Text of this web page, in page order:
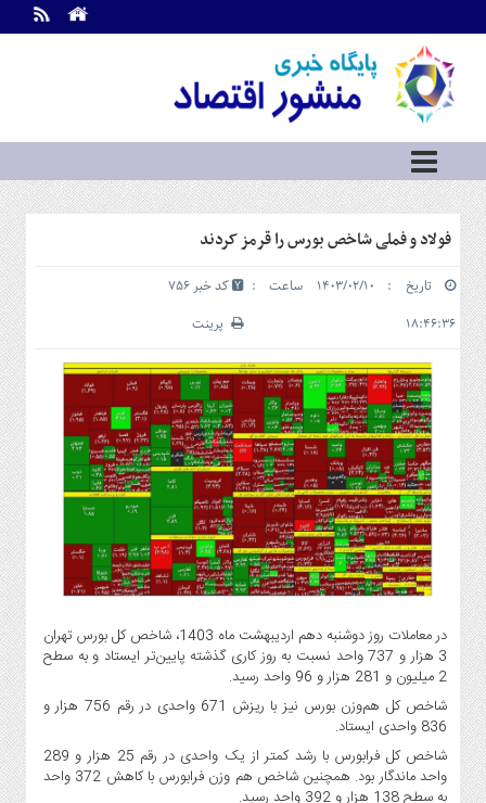
اطلاعات
تماس
ما
درباره
ما
سرویس
ها
بازار
سرمایه
و
بورس
مسکن
و
شهری
گاز
و
پتروشیمی
صنعت
و
خودرو
استارت
آپ
و
فن
آوری
بانک
فولاد و فملی شاخص بورس را قرمز کردند
تاریخ : ۱۴۰۳/۰۲/۱۰ ساعت :
۱۸:۴۶:۳۶
کد خبر 756
پرینت
در معاملات روز دوشنبه دهم اردیبهشت ماه 1403، شاخص کل بورس تهران
3 هزار و 737 واحد نسبت به روز کاری گذشته پایین‌تر ایستاد و به سطح
2 میلیون و 281 هزار و 96 واحد رسید.
شاخص کل هم‌وزن بورس نیز با ریزش 671 واحدی در رقم 756 هزار و
836 واحدی ایستاد.
شاخص کل فرابورس با رشد کمتر از یک واحدی در رقم 25 هزار و 289
واحد ماندگار بود. همچنین شاخص هم وزن فرابورس با کاهش 372 واحد
به سطح 138 هزار و 392 واحد رسید.